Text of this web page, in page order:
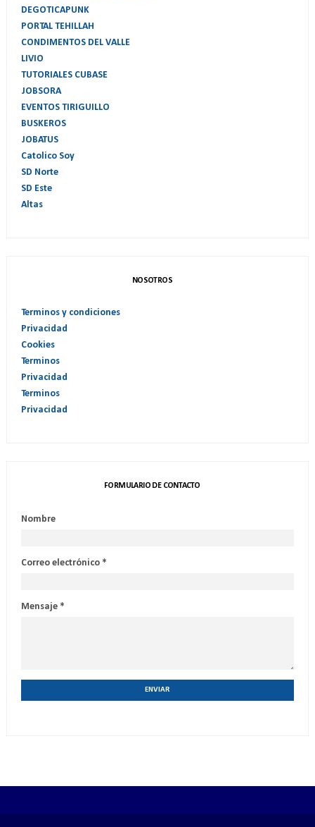
DEGOTICAPUNK
PORTAL TEHILLAH
CONDIMENTOS DEL VALLE
LIVIO
TUTORIALES CUBASE
JOBSORA
EVENTOS TIRIGUILLO
BUSKEROS
JOBATUS
Catolico Soy
SD Norte
SD Este
Altas
NOSOTROS
Terminos y condiciones
Privacidad
Cookies
Terminos
Privacidad
Terminos
Privacidad
FORMULARIO DE CONTACTO
Nombre
Correo electrónico *
Mensaje *